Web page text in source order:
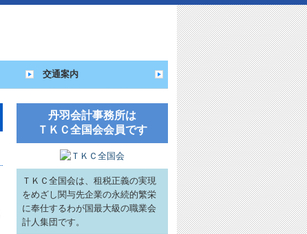
交通案内
丹羽会計事務所は
ＴＫＣ全国会会員です
ＴＫＣ全国会は、租税正義の実現
をめざし関与先企業の永続的繁栄
に奉仕するわが国最大級の職業会
計人集団です。